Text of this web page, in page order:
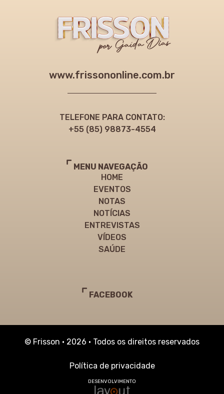
www.frissononline.com.br
TELEFONE PARA CONTATO:
+55 (85) 98873-4554
MENU NAVEGAÇÃO
HOME
EVENTOS
NOTAS
NOTÍCIAS
ENTREVISTAS
VÍDEOS
SAÚDE
FACEBOOK
© Frisson • 2026 • Todos os direitos reservados
Política de privacidade
DESENVOLVIMENTO